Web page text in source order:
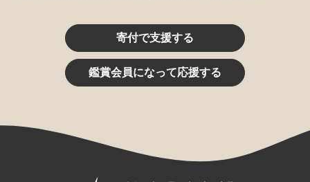
寄付で支援する
鑑賞会員になって応援する